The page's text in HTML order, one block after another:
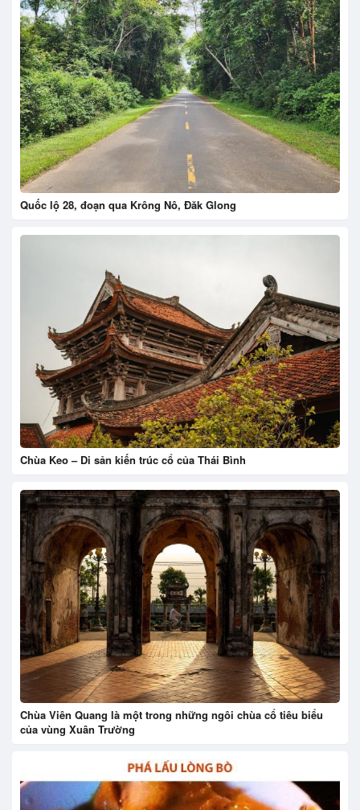
Quốc lộ 28, đoạn qua Krông Nô, Đăk Glong
Chùa Keo – Di sản kiến trúc cổ của Thái Bình
Chùa Viên Quang là một trong những ngôi chùa cổ tiêu biểu
của vùng Xuân Trường